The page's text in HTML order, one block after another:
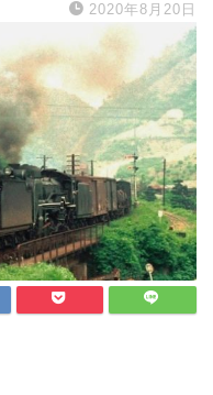
2020年8月20日